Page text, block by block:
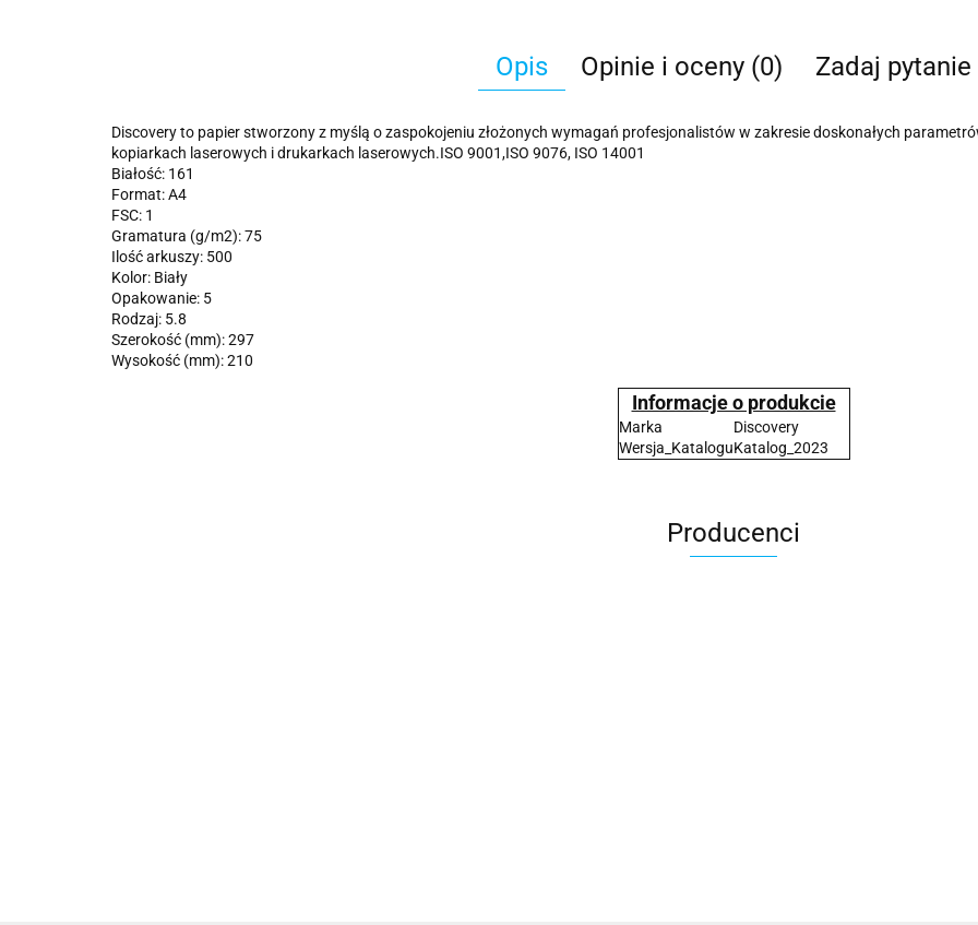
Opis Opinie i oceny (0) Zadaj pytanie
Discovery to papier stworzony z myślą o zaspokojeniu złożonych wymagań profesjonalistów w zakresie doskonałych
kopiarkach laserowych i drukarkach laserowych.ISO 9001,ISO 9076, ISO 14001
Białość: 161
Format: A4
FSC: 1
Gramatura (g/m2): 75
Ilość arkuszy: 500
Kolor: Biały
Opakowanie: 5
Rodzaj: 5.8
Szerokość (mm): 297
Wysokość (mm): 210
Informacje o produkcie
Marka
Discovery
Wersja_KataloguKatalog_2023
Producenci